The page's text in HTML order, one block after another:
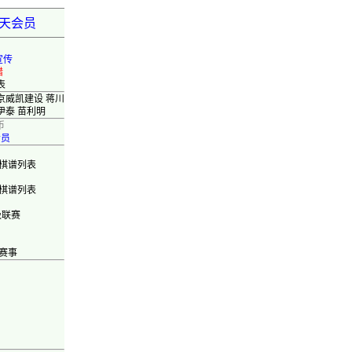
会员
传
威凯建设 蒋川
泰 苗利明
谱列表
谱列表
赛
事